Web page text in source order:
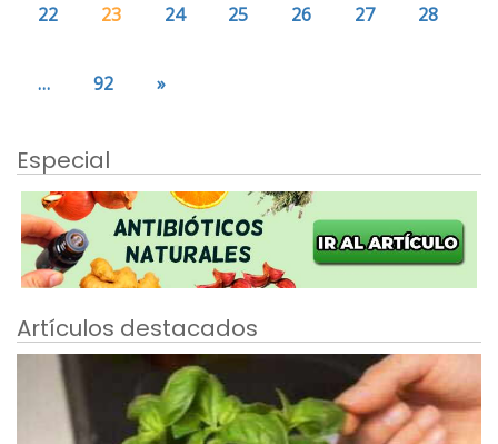
22 23 24 25 26 27 28
… 92 »
Especial
Artículos destacados